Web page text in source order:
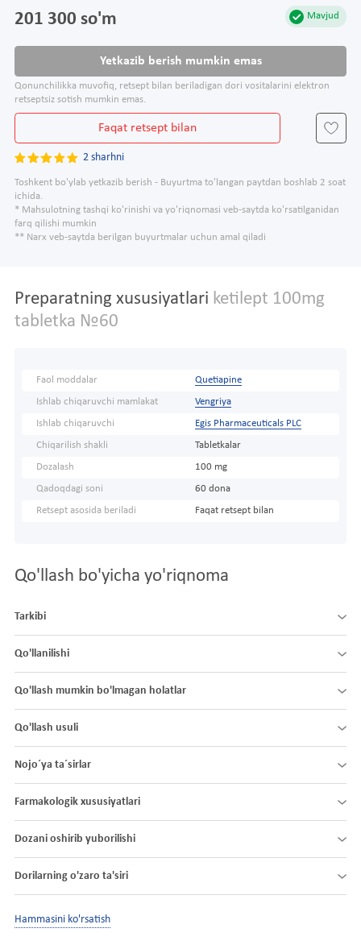
Mavjud
201 300 so'm
Yetkazib berish mumkin emas
Qonunchilikka muvofiq, retsept bilan beriladigan dori vositalarini elektron
retseptsiz sotish mumkin emas.
Faqat retsept bilan
2 sharhni
Toshkent bo'ylab yetkazib berish - Buyurtma to'langan paytdan boshlab 2 soat
ichida.
* Mahsulotning tashqi ko'rinishi va yo'riqnomasi veb-saytda ko'rsatilganidan
farq qilishi mumkin
** Narx veb-saytda berilgan buyurtmalar uchun amal qiladi
Preparatning xususiyatlari ketilept 100mg
tabletka №60
Faol moddalar Quetiapine
Ishlab chiqaruvchi mamlakat Vengriya
Ishlab chiqaruvchi Egis Pharmaceuticals PLC
Chiqarilish shakli Tabletkalar
Dozalash 100 mg
Qadoqdagi soni 60 dona
Retsept asosida beriladi Faqat retsept bilan
Qo'llash bo'yicha yo'riqnoma
Tarkibi
Qo'llanilishi
Qo'llash mumkin bo'lmagan holatlar
Qo'llash usuli
Nojo´ya ta´sirlar
Farmakologik xususiyatlari
Dozani oshirib yuborilishi
Dorilarning o'zaro ta'siri
Hammasini ko'rsatish